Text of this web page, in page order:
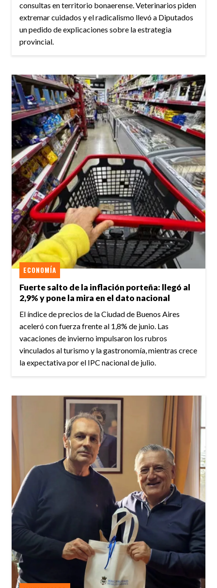
consultas en territorio bonaerense. Veterinarios piden
extremar cuidados y el radicalismo llevó a Diputados
un pedido de explicaciones sobre la estrategia
provincial.
Fuerte salto de la inflación porteña: llegó al
2,9% y pone la mira en el dato nacional
ECONOMÍA
El índice de precios de la Ciudad de Buenos Aires
aceleró con fuerza frente al 1,8% de junio. Las
vacaciones de invierno impulsaron los rubros
vinculados al turismo y la gastronomía, mientras crece
la expectativa por el IPC nacional de julio.